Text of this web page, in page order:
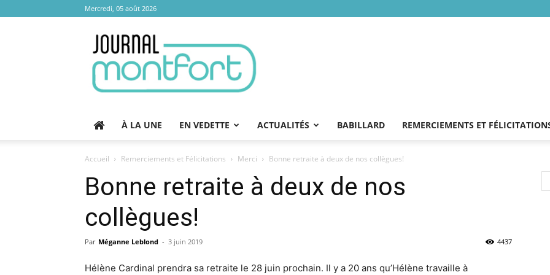
Mercredi, 05 août 2026
Montfort
À LA UNE EN VEDETTE ACTUALITÉS BABILLARD REMERCIEMENTS ET
Accueil Remerciements et Félicitations Merci Bonne retraite à deux de nos collègues!
Bonne retraite à deux de nos
collègues!
Par Méganne Leblond - 3 juin 2019 4437
Hélène Cardinal prendra sa retraite le 28 juin prochain. Il y a 20 ans qu’Hélène travaille à